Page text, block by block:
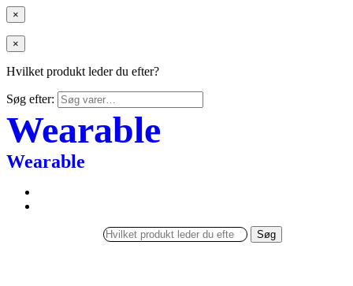
×
×
Hvilket produkt leder du efter?
Søg efter:
Wearable
Wearable
Søg